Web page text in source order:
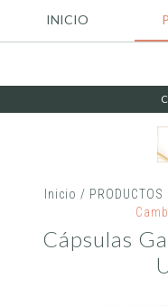
INICIO
Inicio / PRODUCTOS
Cápsulas